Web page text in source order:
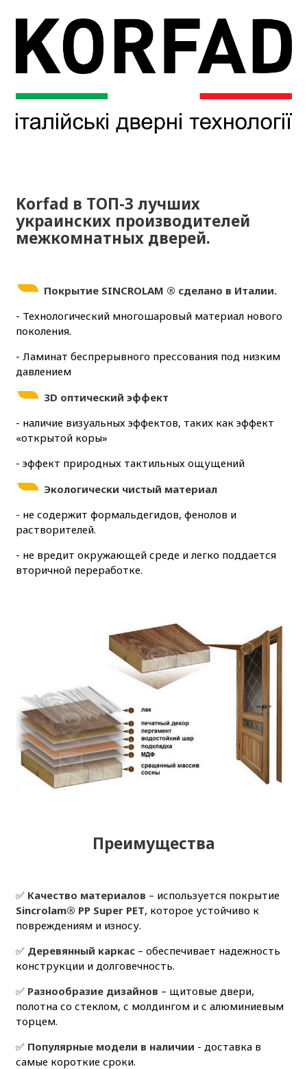
Korfad в ТОП-3 лучших
украинских производителей
межкомнатных дверей.
Покрытие SINCROLAM ® сделано в Италии.
- Технологический многошаровый материал нового
поколения.
- Ламинат беспрерывного прессования под низким
давлением
3D оптический эффект
- наличие визуальных эффектов, таких как эффект
«открытой коры»
- эффект природных тактильных ощущений
Экологически чистый материал
- не содержит формальдегидов, фенолов и
растворителей.
- не вредит окружающей среде и легко поддается
вторичной переработке.
Преимущества
✅ Качество материалов – используется покрытие
Sincrolam® PP Super PET, которое устойчиво к
повреждениям и износу.
✅ Деревянный каркас– обеспечивает надежность
конструкции и долговечность.
✅ Разнообразие дизайнов – щитовые двери,
полотна со стеклом, с молдингом и с алюминиевым
торцем.
✅ Популярные модели в наличии - доставка в
самые короткие сроки.